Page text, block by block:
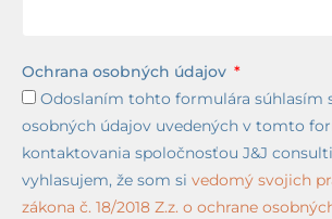
Ochrana osobných údajov
Odoslaním tohto formulára súhlasím
osobných údajov uvedených v tomto
kontaktovania spoločnosťou J&J
vyhlasujem, že som si vedomý svojich
zákona č. 18/2018 Z.z. o ochrane